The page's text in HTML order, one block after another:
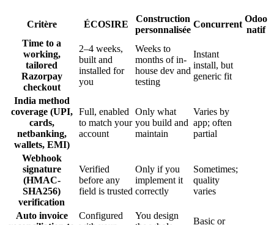
Critère ÉCOSIRE
Construction
personnalisée
Concurrent
Odoo
natif
Time to a
working,
tailored
Razorpay
checkout
2–4 weeks,
built and
installed for
you
Weeks to
months of in-
house dev and
testing
Instant
install, but
generic fit
India method
coverage (UPI,
cards,
netbanking,
wallets, EMI)
Full, enabled
to match your
account
Only what
you build and
maintain
Varies by
app; often
partial
Webhook
signature
(HMAC-
SHA256)
verification
Verified
before any
field is trusted
Only if you
implement it
correctly
Sometimes;
quality
varies
Auto invoice
Configured
You design
Basic or